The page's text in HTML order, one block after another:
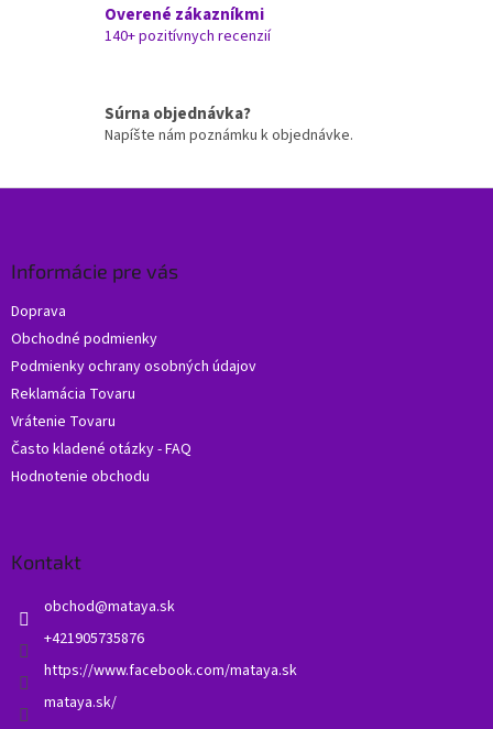
v
k
ý
p
i
u
Overené zákazníkmi
140+ pozitívnych recenzií
Súrna objednávka?
Napíšte nám poznámku k objednávke.
Informácie pre vás
Doprava
Obchodné podmienky
Podmienky ochrany osobných údajov
Reklamácia Tovaru
Vrátenie Tovaru
Často kladené otázky - FAQ
Hodnotenie obchodu
Kontakt
obchod@mataya.sk
+421905735876
https://www.facebook.com/mataya.sk
mataya.sk/